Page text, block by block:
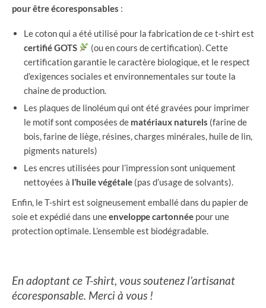
pour être écoresponsables :
Le coton qui a été utilisé pour la fabrication de ce t-shirt est
certifié GOTS
(ou en cours de certification). Cette
certification garantie le caractère biologique, et le respect
d’exigences sociales et environnementales sur toute la
chaine de production.
Les plaques de linoléum qui ont été gravées pour imprimer
le motif sont composées de matériaux naturels (farine de
bois, farine de liège, résines, charges minérales, huile de lin,
pigments naturels)
Les encres utilisées pour l’impression sont uniquement
nettoyées à l’huile végétale (pas d’usage de solvants).
Enfin, le T-shirt est soigneusement emballé dans du papier de
soie et expédié dans uneenveloppe cartonnée pour une
protection optimale. L’ensemble est biodégradable.
En adoptant ce T-shirt, vous soutenez l’artisanat
écoresponsable. Merci à vous !